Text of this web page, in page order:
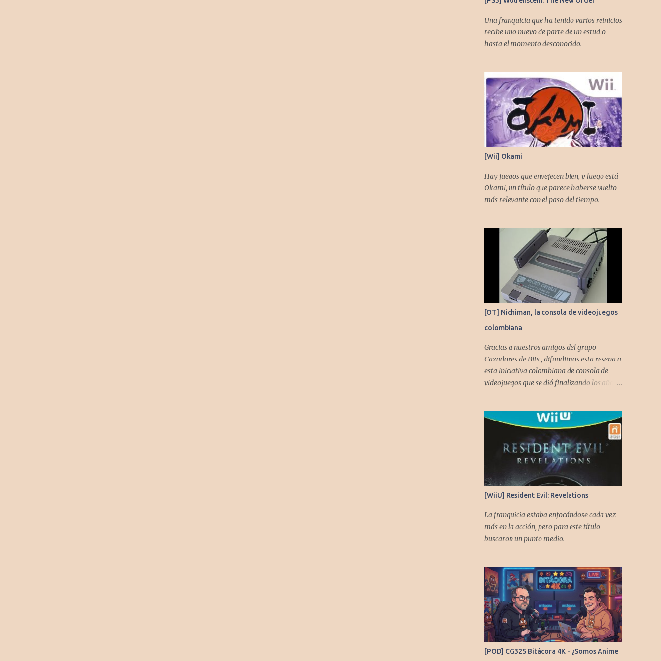
Una franquicia que ha tenido varios reinicios
recibe uno nuevo de parte de un estudio
hasta el momento desconocido.
[Wii] Okami
Hay juegos que envejecen bien, y luego está
Okami, un título que parece haberse vuelto
más relevante con el paso del tiempo.
[OT] Nichiman, la consola de videojuegos
colombiana
Gracias a nuestros amigos del grupo
Cazadores de Bits , difundimos esta reseña a
esta iniciativa colombiana de consola de
videojuegos que se dió finalizando los años
[WiiU] Resident Evil: Revelations
La franquicia estaba enfocándose cada vez
más en la acción, pero para este título
buscaron un punto medio.
[POD] CG325 Bitácora 4K - ¿Somos Anime